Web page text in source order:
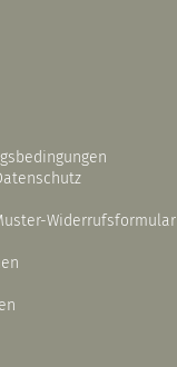
Widerrufsformular